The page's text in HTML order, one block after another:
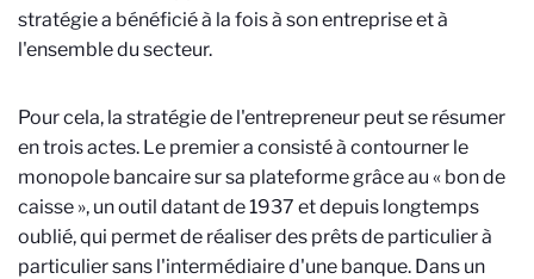
stratégie a bénéficié à la fois à son entreprise et à
l'ensemble du secteur.
Pour cela, la stratégie de l'entrepreneur peut se résumer
en trois actes. Le premier a consisté à contourner le
monopole bancaire sur sa plateforme grâce au « bon de
caisse », un outil datant de 1937 et depuis longtemps
oublié, qui permet de réaliser des prêts de particulier à
particulier sans l'intermédiaire d'une banque. Dans un